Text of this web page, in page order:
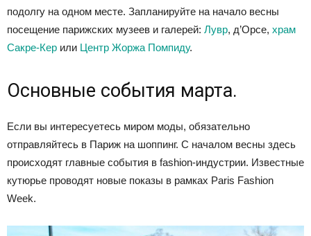
подолгу на одном месте. Запланируйте на начало весны
посещение парижских музеев и галерей: Лувр, д’Орсе, храм
Сакре-Кер или Центр Жоржа Помпиду.
Основные события марта.
Если вы интересуетесь миром моды, обязательно
отправляйтесь в Париж на шоппинг. С началом весны здесь
происходят главные события в fashion-индустрии. Известные
кутюрье проводят новые показы в рамках Paris Fashion
Week.